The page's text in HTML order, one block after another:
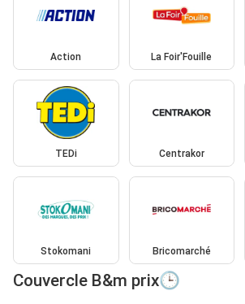
Action La Foir'Fouille
TEDi Centrakor
Stokomani Bricomarché
Couvercle B&m prix🕒